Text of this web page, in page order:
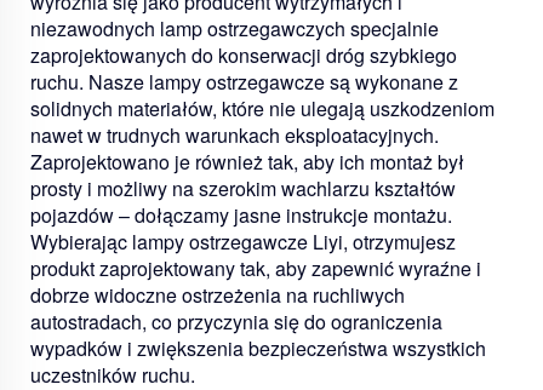
niezawodnych lamp ostrzegawczych specjalnie
zaprojektowanych do konserwacji dróg szybkiego
ruchu. Nasze lampy ostrzegawcze są wykonane z
solidnych materiałów, które nie ulegają uszkodzeniom
nawet w trudnych warunkach eksploatacyjnych.
Zaprojektowano je również tak, aby ich montaż był
prosty i możliwy na szerokim wachlarzu kształtów
pojazdów – dołączamy jasne instrukcje montażu.
Wybierając lampy ostrzegawcze Liyi, otrzymujesz
produkt zaprojektowany tak, aby zapewnić wyraźne i
dobrze widoczne ostrzeżenia na ruchliwych
autostradach, co przyczynia się do ograniczenia
wypadków i zwiększenia bezpieczeństwa wszystkich
uczestników ruchu.